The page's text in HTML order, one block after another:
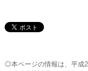
◎本ページの情報は、平成